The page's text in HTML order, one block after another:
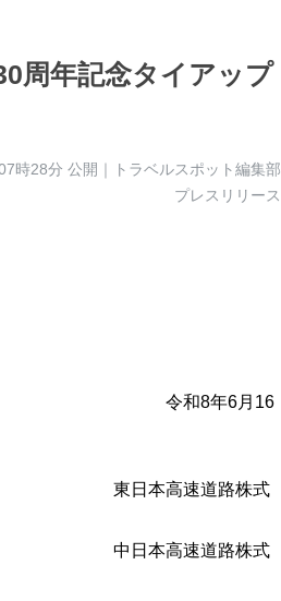
周年記念タイアップ
時28分 公開｜トラベルスポット編集部
プレスリリース
月16
路株式
路株式